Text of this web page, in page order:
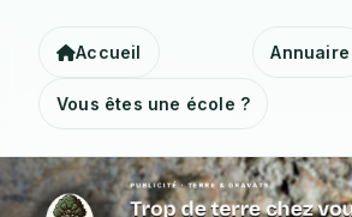
Accueil Annuaire
Vous êtes une école ?